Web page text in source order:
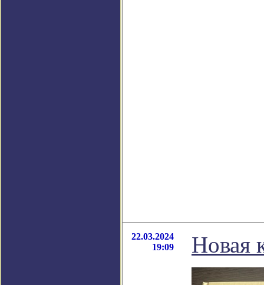
22.03.2024
19:09
Новая